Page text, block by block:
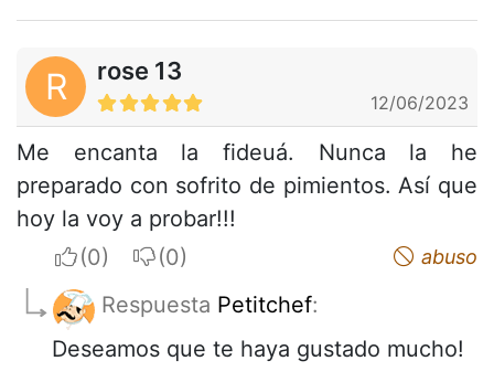
R rose 13
12/06/2023
Me encanta la fideuá. Nunca la he
preparado con sofrito de pimientos. Así que
hoy la voy a probar!!!
I apreciateI do not appreciate abuso
Respuesta Petitchef:
Deseamos que te haya gustado mucho!